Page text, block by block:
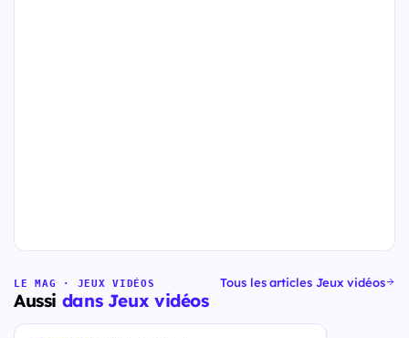
LE MAG · JEUX VIDÉOS
Aussi dans Jeux vidéos
Tous les articles Jeux vidéos